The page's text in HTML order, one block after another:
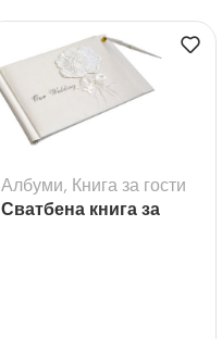
Албуми, Книга за гости
Сватбена книга за